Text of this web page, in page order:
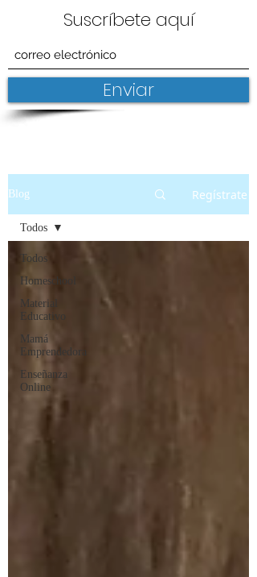
Suscríbete aquí
Enviar
Blog Regístrate
Todos
Homeschool
Material
Educativo
Mamá
Emprendedora
Enseñanza
Online
Todos